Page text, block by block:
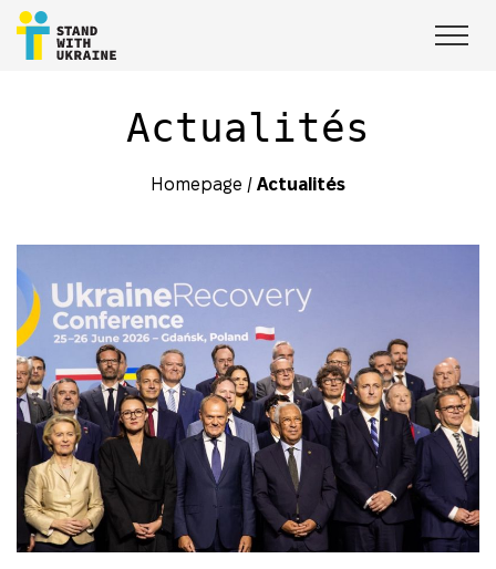
Actualités
Homepage / Actualités